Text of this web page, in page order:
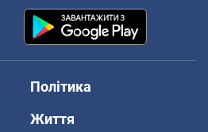
Політика
Життя